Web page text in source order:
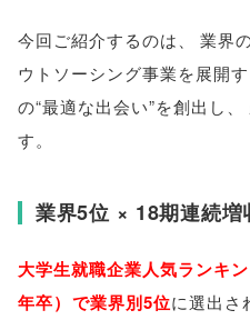
今回ご紹介するのは
業界
ウトソーシング事業を展開
の“最適な出会い”を創出し
す。
業界5位 × 18期連続増
大学生就職企業人気ランキ
年卒） で業界別5位に選出さ